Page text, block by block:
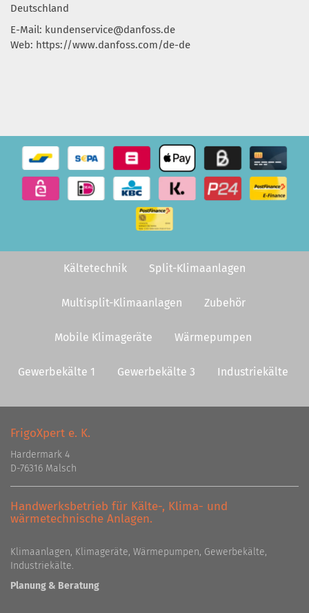
Deutschland
E-Mail: kundenservice@danfoss.de
Web: https://www.danfoss.com/de-de
Kältetechnik Split-Klimaanlagen
Multisplit-Klimaanlagen Zubehör
Mobile Klimageräte Wärmepumpen
Gewerbekälte 1 Gewerbekälte 3 Industriekälte
FrigoXpert e. K.
Hardermark 4
D-76316 Malsch
Handwerksbetrieb für Kälte-, Klima- und
wärmetechnische Anlagen.
Klimaanlagen, Klimageräte, Wärmepumpen, Gewerbekälte,
Industriekälte.
Planung & Beratung